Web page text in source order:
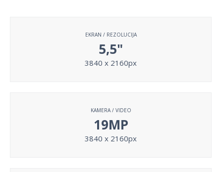
EKRAN / REZOLUCIJA
5,5"
3840 x 2160px
KAMERA / VIDEO
19MP
3840 x 2160px